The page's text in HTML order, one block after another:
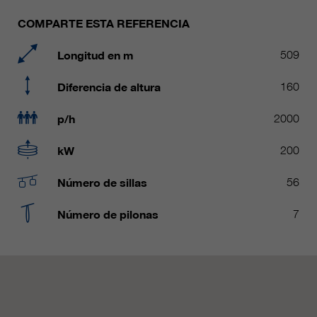
COMPARTE ESTA REFERENCIA
Longitud en m 509
Diferencia de altura 160
p/h 2000
kW 200
Número de sillas 56
Número de pilonas 7
fin
Usado para proteger contra el
cookie seleccionada por el
duración
Jahren und 6 Monaten oder noch
uso, incluida información personal
información, consulte la política de